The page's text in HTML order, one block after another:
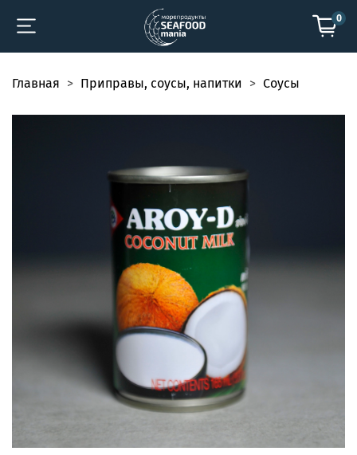
0
Главная Приправы, соусы, напитки Соусы